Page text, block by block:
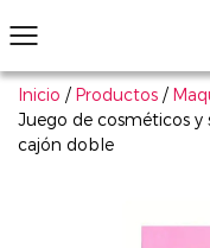
Inicio / Productos /
Juego de cosméticos y
cajón doble